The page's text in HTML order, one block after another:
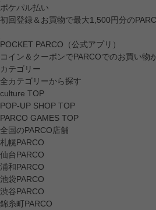
ポケパル払い
初回登録＆お買物で最大1,500円分の
POCKET PARCO（公式アプリ）
コイン＆クーポンでPARCOでのお買い物
カテゴリー
全カテゴリーから探す
culture TOP
POP-UP SHOP TOP
PARCO GAMES TOP
全国のPARCO店舗
札幌PARCO
仙台PARCO
浦和PARCO
池袋PARCO
渋谷PARCO
錦糸町PARCO